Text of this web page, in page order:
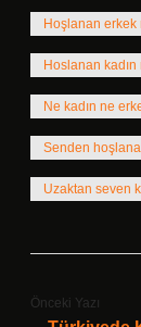
Hoşlanan
Hoslanan kadın
Ne kadın ne
Senden
Uzaktan seven
Önceki Yazı